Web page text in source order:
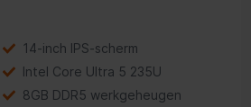
14-inch IPS-scherm
Intel Core Ultra 5 235U
8GB DDR5 werkgeheugen